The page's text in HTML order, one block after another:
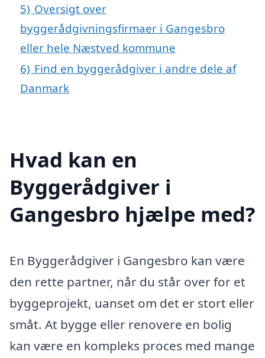
5) Oversigt over
byggerådgivningsfirmaer i Gangesbro
eller hele Næstved kommune
6) Find en byggerådgiver i andre dele af
Danmark
Hvad kan en
Byggerådgiver i
Gangesbro hjælpe med?
En Byggerådgiver i Gangesbro kan være
den rette partner, når du står over for et
byggeprojekt, uanset om det er stort eller
småt. At bygge eller renovere en bolig
kan være en kompleks proces med mange